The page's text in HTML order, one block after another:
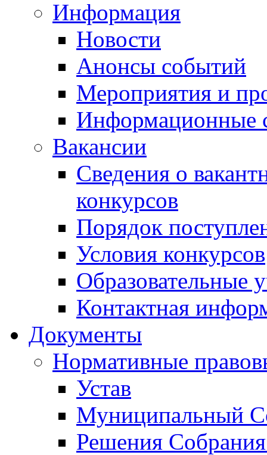
Информация
Новости
Анонсы событий
Мероприятия и
Информационные
Вакансии
Сведения о
конкурсов
Порядок
Условия конкурсов
Образовательные
Контактная
Документы
Нормативные
Устав
Муниципальный
Решения